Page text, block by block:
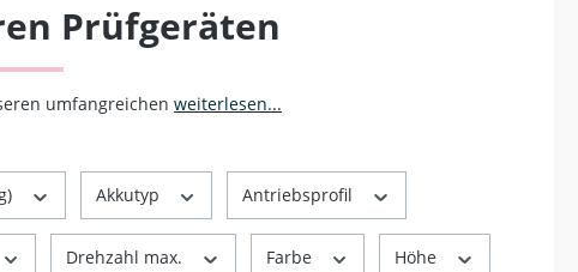
Prüfgeräten
umfangreichen weiterlesen...
Akkutyp Antriebsprofil
Drehzahl max. Farbe Höhe